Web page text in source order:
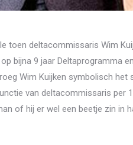
toen deltacommissaris Wim
bijna 9 jaar Deltaprogramma
Wim Kuijken symbolisch
van deltacommissaris per
of hij er wel een beetje zin in